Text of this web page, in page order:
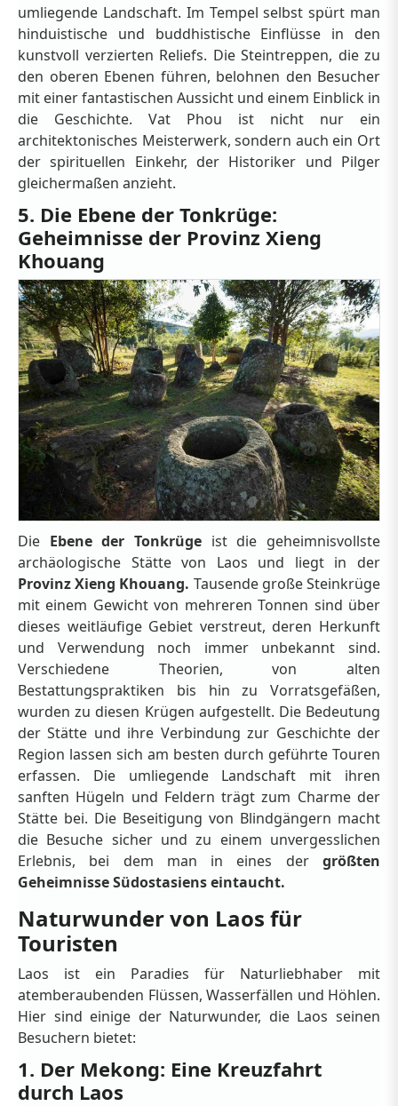
umliegende Landschaft. Im Tempel selbst spürt man
hinduistische und buddhistische Einflüsse in den
kunstvoll verzierten Reliefs. Die Steintreppen, die zu
den oberen Ebenen führen, belohnen den Besucher
mit einer fantastischen Aussicht und einem Einblick in
die Geschichte. Vat Phou ist nicht nur ein
architektonisches Meisterwerk, sondern auch ein Ort
der spirituellen Einkehr, der Historiker und Pilger
gleichermaßen anzieht.
5. Die Ebene der Tonkrüge:
Geheimnisse der Provinz Xieng
Khouang
Die Ebene der Tonkrüge ist die geheimnisvollste
archäologische Stätte von Laos und liegt in der
Provinz Xieng Khouang. Tausende große Steinkrüge
mit einem Gewicht von mehreren Tonnen sind über
dieses weitläufige Gebiet verstreut, deren Herkunft
und Verwendung noch immer unbekannt sind.
Verschiedene Theorien, von alten
Bestattungspraktiken bis hin zu Vorratsgefäßen,
wurden zu diesen Krügen aufgestellt. Die Bedeutung
der Stätte und ihre Verbindung zur Geschichte der
Region lassen sich am besten durch geführte Touren
erfassen. Die umliegende Landschaft mit ihren
sanften Hügeln und Feldern trägt zum Charme der
Stätte bei. Die Beseitigung von Blindgängern macht
die Besuche sicher und zu einem unvergesslichen
Erlebnis, bei dem man in eines der größten
Geheimnisse Südostasiens eintaucht.
Naturwunder von Laos für
Touristen
Laos ist ein Paradies für Naturliebhaber mit
atemberaubenden Flüssen, Wasserfällen und Höhlen.
Hier sind einige der Naturwunder, die Laos seinen
Besuchern bietet:
1. Der Mekong: Eine Kreuzfahrt
durch Laos